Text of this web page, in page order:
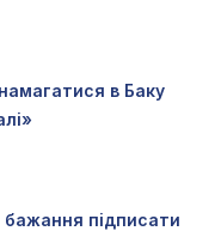
в Баку
бажання підписати